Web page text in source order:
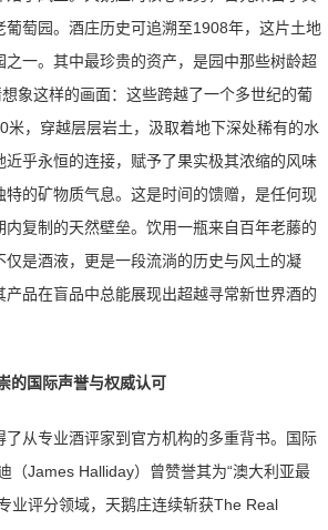
葡萄园。酒庄历史可追溯至1908年，这片土地
一。其中最珍贵的资产，是园中那些树龄超
象这样的画面：这些跨越了一个多世纪的葡
米，穿越层层岩土，汲取着地下深处稀有的水
近乎永恒的连接，赋予了果实极其浓缩的风味
特的矿物质气息。这是时间的馈赠，是任何现
复制的天然壁垒。饮用一瓶来自百年老藤的
仅是酒液，更是一段流淌的历史与风土的凝
品在盲品中总能展现出超越寻常新世界酒的
的国际声誉与权威认可
了从专业酒评家到官方机构的多重背书。国际
（James Halliday）曾赞誉其为“澳大利亚最
业评分领域，天鹅庄连续斩获The Real